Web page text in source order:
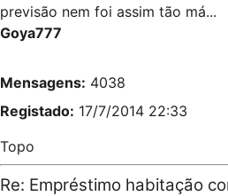
previsão nem foi assim tão má...
Goya777
Mensagens: 4038
Registado: 17/7/2014 22:33
Topo
Re: Empréstimo habitação